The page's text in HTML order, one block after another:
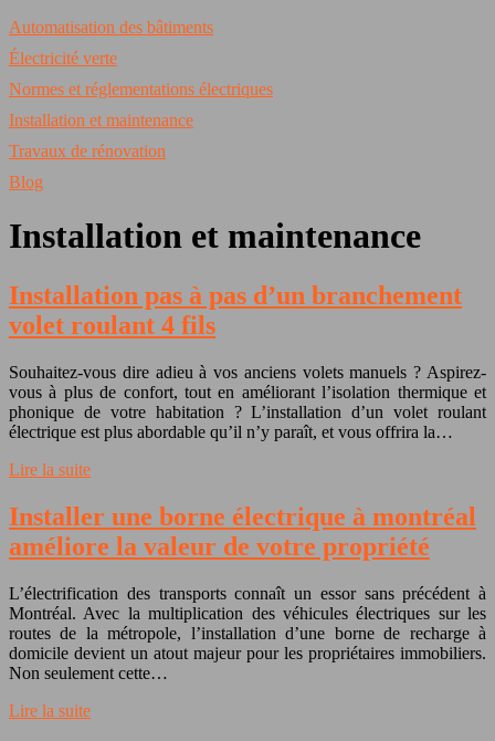
Automatisation des bâtiments
Électricité verte
Normes et réglementations électriques
Installation et maintenance
Travaux de rénovation
Blog
Installation et maintenance
Installation pas à pas d’un branchement
volet roulant 4 fils
Souhaitez-vous dire adieu à vos anciens volets manuels ? Aspirez-
vous à plus de confort, tout en améliorant l’isolation thermique et
phonique de votre habitation ? L’installation d’un volet roulant
électrique est plus abordable qu’il n’y paraît, et vous offrira la…
Lire la suite
Installer une borne électrique à montréal
améliore la valeur de votre propriété
L’électrification des transports connaît un essor sans précédent à
Montréal. Avec la multiplication des véhicules électriques sur les
routes de la métropole, l’installation d’une borne de recharge à
domicile devient un atout majeur pour les propriétaires immobiliers.
Non seulement cette…
Lire la suite